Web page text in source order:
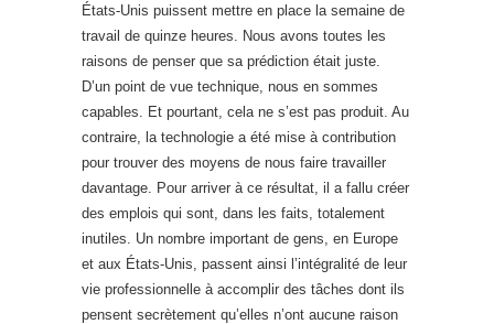
États-Unis puissent mettre en place la semaine de
travail de quinze heures. Nous avons toutes les
raisons de penser que sa prédiction était juste.
D’un point de vue technique, nous en sommes
capables. Et pourtant, cela ne s’est pas produit. Au
contraire, la technologie a été mise à contribution
pour trouver des moyens de nous faire travailler
davantage. Pour arriver à ce résultat, il a fallu créer
des emplois qui sont, dans les faits, totalement
inutiles. Un nombre important de gens, en Europe
et aux États-Unis, passent ainsi l’intégralité de leur
vie professionnelle à accomplir des tâches dont ils
pensent secrètement qu’elles n’ont aucune raison